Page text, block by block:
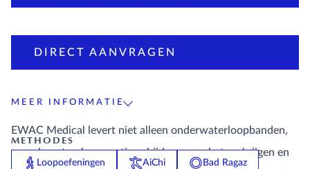
DIRECT AANVRAGEN
MEER INFORMATIE
EWAC Medical levert niet alleen onderwaterloopbanden,
maar levert ook een actieve bijdrage aan het verkrijgen en
METHODES
Loopoefeningen AiChi Bad Ragaz